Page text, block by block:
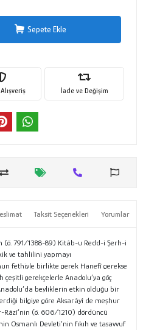
Sepete Ekle
İade ve Değişim
Taksit Seçenekleri Yorumlar
(ö. 791/1388-89) Kitâb-u Redd-i Şerh-i
ve tahlilini yapmayı
fethiyle birlikte gerek Hanefî gerekse
gerekçelerle Anadolu’ya göç
beyliklerin etkin olduğu bir
bilgiye göre Aksarâyî de meşhur
(ö. 606/1210) dördüncü
Osmanlı Devleti’nin fıkıh ve tasavvuf